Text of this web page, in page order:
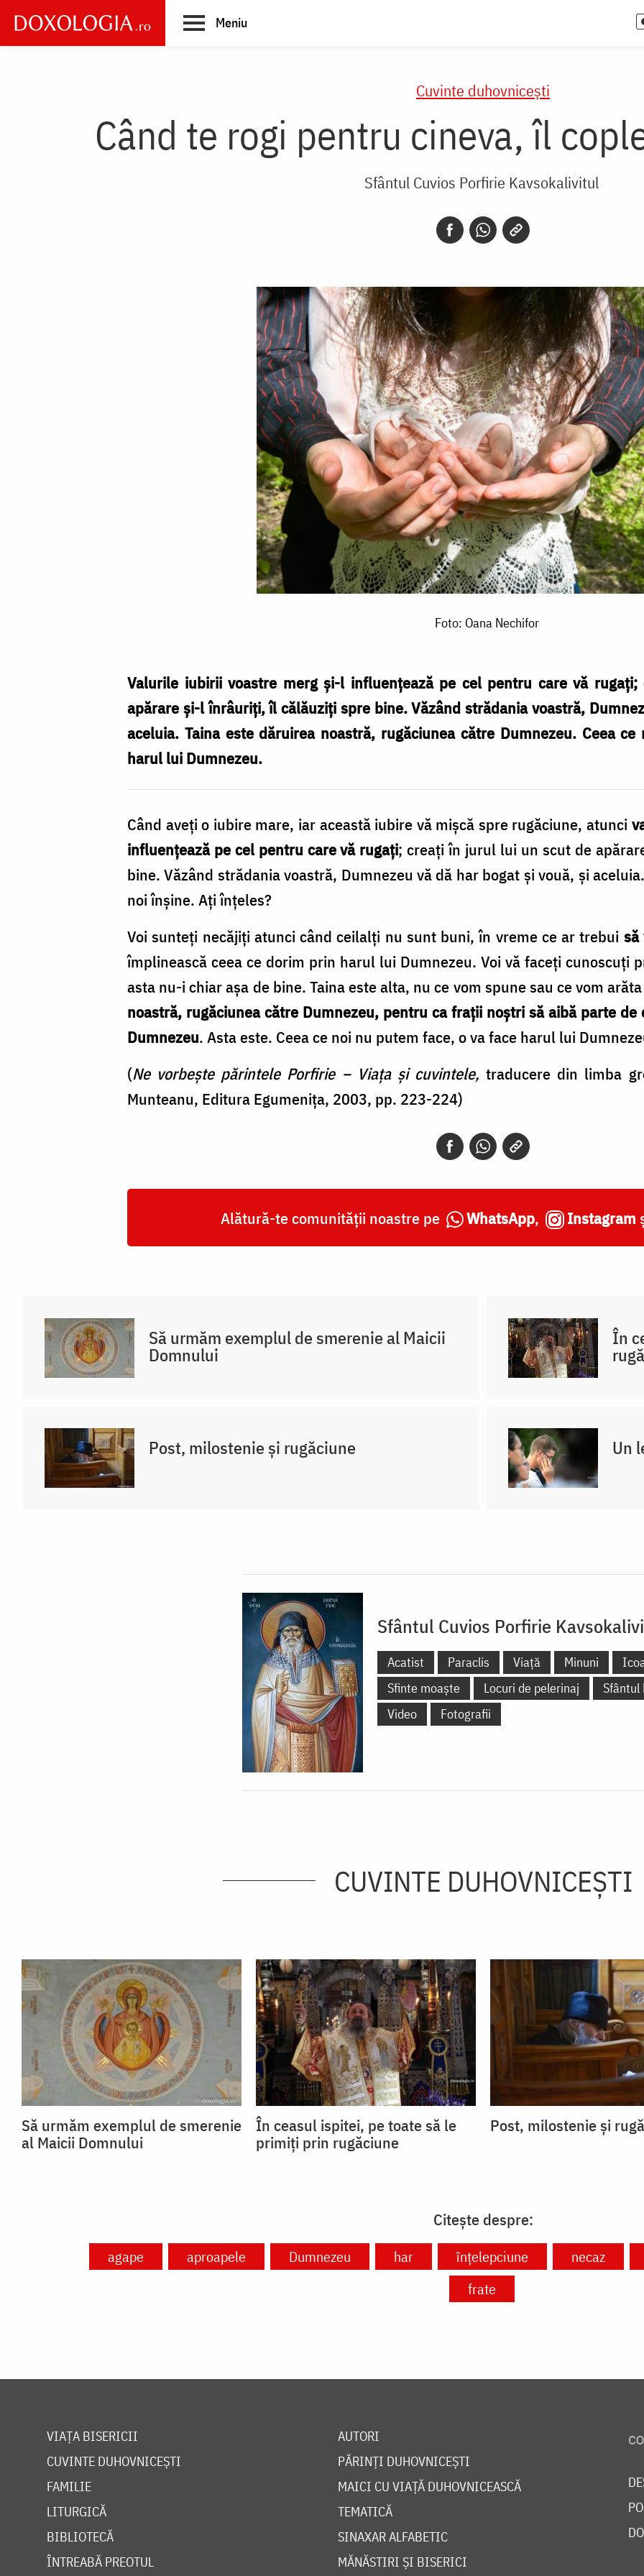
main
Meniu
Cuvinte duhovnicești
Când te rogi pentru cineva, îl
Sfântul Cuvios Porfirie Kavsokalivitul
Foto: Oana Nechifor
Valurile iubirii voastre merg şi-l influenţează pe cel pentru care vă
apărare şi-l înrâuriţi, îl călăuziţi spre bine. Văzând strădania voastră,
aceluia. Taina este dăruirea noastră, rugăciunea către Dumnezeu. Ceea
harul lui Dumnezeu.
Când aveţi o iubire mare, iar această iubire vă mişcă spre rugăciune, atunci
influenţează pe cel pentru care vă rugaţi; creaţi în jurul lui un scut de
bine. Văzând strădania voastră, Dumnezeu vă dă har bogat şi vouă, şi
noi înşine. Aţi înţeles?
Voi sunteţi necăjiţi atunci când ceilalţi nu sunt buni, în vreme ce ar trebui să
împlinească ceea ce dorim prin harul lui Dumnezeu. Voi vă faceţi cunoscuţi
asta nu-i chiar aşa de bine. Taina este alta, nu ce vom spune sau ce vom
noastră, rugăciunea către Dumnezeu, pentru ca fraţii noştri să aibă parte
Dumnezeu. Asta este. Ceea ce noi nu putem face, o va face harul lui
(Ne vorbeşte părintele Porfirie – Viaţa şi cuvintele,traducere din limba
Munteanu, Editura Egumeniţa, 2003, pp. 223-224)
Alătură-te comunității noastre pe WhatsApp, Instagram
Să urmăm exemplul de smerenie al Maicii
Domnului
În
Post, milostenie și rugăciune Un
Sfântul Cuvios Porfirie
Acatist Paraclis Viață Minuni
Sfinte moaște
Locuri de pelerinaj
Sfântul
Video
Fotografii
CUVINTE DUHOVNICEȘTI
Să urmăm exemplul de smerenie
al Maicii Domnului
În ceasul ispitei, pe toate să le
primiți prin rugăciune
Post, milostenie și
Citește despre:
agape aproapele Dumnezeu har înțelepciune necaz
frate
VIAȚA BISERICII
CUVINTE DUHOVNICEȘTI
FAMILIE
LITURGICĂ
BIBLIOTECĂ
ÎNTREABĂ PREOTUL
AUTORI
PĂRINȚI DUHOVNICEȘTI
MAICI CU VIAȚĂ DUHOVNICEASCĂ
TEMATICĂ
SINAXAR ALFABETIC
MĂNĂSTIRI ȘI BISERICI